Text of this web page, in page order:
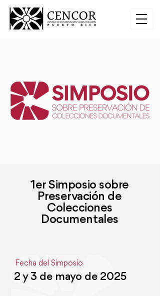
1er Simposio sobre
Preservación de
Colecciones
Documentales
Fecha del Simposio
2 y 3 de mayo de 2025